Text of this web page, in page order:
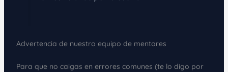
Advertencia de nuestro equipo de mentores
Para que no caigas en errores comunes (te lo digo por